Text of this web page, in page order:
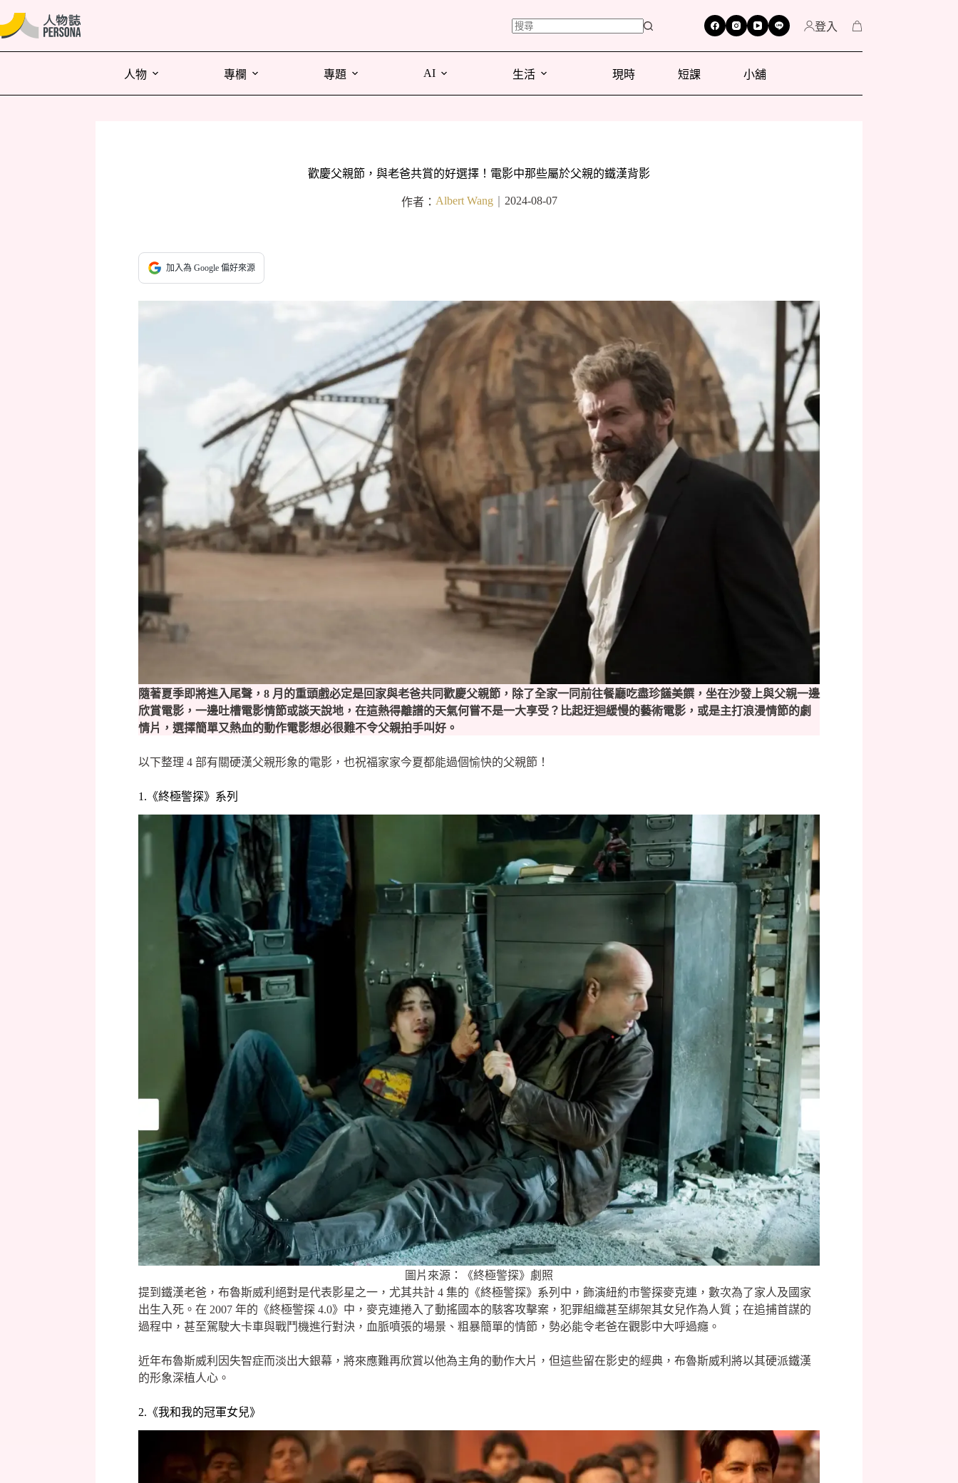
登入
人物 專欄 專題 AI 生活 現時 短課 小舖
歡慶父親節，與老爸共賞的好選擇！電影中那些屬於父親的鐵漢背影
作者： Albert Wang｜ 2024-08-07
加入為 Google 偏好來源
隨著夏季即將進入尾聲，8 月的重頭戲必定是回家與老爸共同歡慶父親節，除了全家一同前往餐廳吃盡珍饈美饌，坐在沙發上與父親一邊
欣賞電影，一邊吐槽電影情節或談天說地，在這熱得離譜的天氣何嘗不是一大享受？比起迂迴緩慢的藝術電影，或是主打浪漫情節的劇
情片，選擇簡單又熱血的動作電影想必很難不令父親拍手叫好。
以下整理 4 部有關硬漢父親形象的電影，也祝福家家今夏都能過個愉快的父親節！
1.《終極警探》系列
圖片來源：《終極警探》劇照
提到鐵漢老爸，布魯斯威利絕對是代表影星之一，尤其共計 4 集的《終極警探》系列中，飾演紐約市警探麥克連，數次為了家人及國家
出生入死。在 2007 年的《終極警探 4.0》中，麥克連捲入了動搖國本的駭客攻擊案，犯罪組織甚至綁架其女兒作為人質；在追捕首謀的
過程中，甚至駕駛大卡車與戰鬥機進行對決，血脈噴張的場景、粗暴簡單的情節，勢必能令老爸在觀影中大呼過癮。
近年布魯斯威利因失智症而淡出大銀幕，將來應難再欣賞以他為主角的動作大片，但這些留在影史的經典，布魯斯威利將以其硬派鐵漢
的形象深植人心。
2.《我和我的冠軍女兒》